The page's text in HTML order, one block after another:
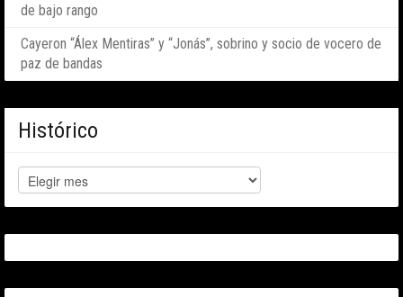
de bajo rango
Cayeron “Álex Mentiras” y “Jonás”, sobrino y socio de vocero de
paz de bandas
Histórico